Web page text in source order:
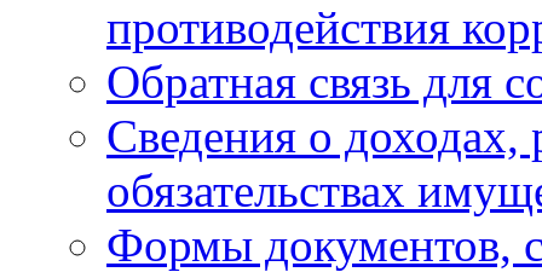
противодействия
Обратная связь для
Сведения о доходах,
обязательствах
Формы документов,